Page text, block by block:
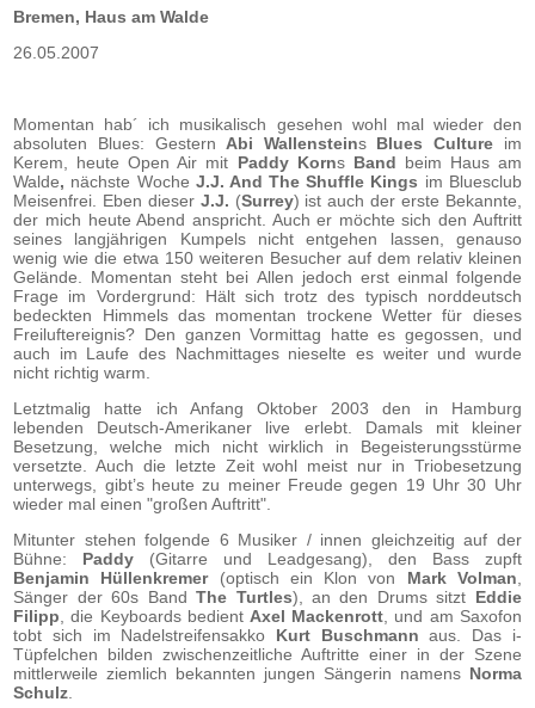
Bremen, Haus am Walde
26.05.2007
Momentan hab´ ich musikalisch gesehen wohl mal wieder den
absoluten Blues: GesternAbi Wallensteins Blues Culture im
Kerem, heute Open Air mit Paddy Korns Band beim Haus am
Walde, nächste Woche J.J. And The Shuffle Kings im Bluesclub
Meisenfrei. Eben dieser J.J. (Surrey) ist auch der erste Bekannte,
der mich heute Abend anspricht. Auch er möchte sich den Auftritt
seines langjährigen Kumpels nicht entgehen lassen, genauso
wenig wie die etwa 150 weiteren Besucher auf dem relativ kleinen
Gelände. Momentan steht bei Allen jedoch erst einmal folgende
Frage im Vordergrund: Hält sich trotz des typisch norddeutsch
bedeckten Himmels das momentan trockene Wetter für dieses
Freiluftereignis? Den ganzen Vormittag hatte es gegossen, und
auch im Laufe des Nachmittages nieselte es weiter und wurde
nicht richtig warm.
Letztmalig hatte ich Anfang Oktober 2003 den in Hamburg
lebenden Deutsch-Amerikaner live erlebt. Damals mit kleiner
Besetzung, welche mich nicht wirklich in Begeisterungsstürme
versetzte. Auch die letzte Zeit wohl meist nur in Triobesetzung
unterwegs, gibt’s heute zu meiner Freude gegen 19 Uhr 30 Uhr
wieder mal einen "großen Auftritt".
Mitunter stehen folgende 6 Musiker / innen gleichzeitig auf der
Bühne: Paddy (Gitarre und Leadgesang), den Bass zupft
Benjamin Hüllenkremer (optisch ein Klon von Mark Volman,
Sänger der 60s BandThe Turtles), an den Drums sitzt Eddie
Filipp, die Keyboards bedient Axel Mackenrott, und am Saxofon
tobt sich im Nadelstreifensakko Kurt Buschmann aus. Das i-
Tüpfelchen bilden zwischenzeitliche Auftritte einer in der Szene
mittlerweile ziemlich bekannten jungen Sängerin namens Norma
Schulz.